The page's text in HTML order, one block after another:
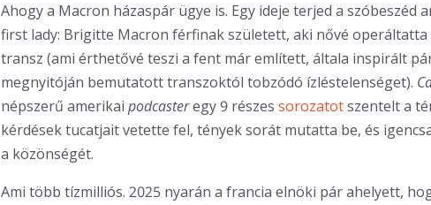
Ahogy a Macron házaspár ügye is. Egy ideje terjed a szóbeszéd
first lady: Brigitte Macron férfinak született, aki nővé operáltatta
transz (ami érthetővé teszi a fent már említett, általa inspirált
megnyitóján bemutatott transzoktól tobzódó ízléstelenséget).
népszerű amerikai podcasteregy 9 részes sorozatotszentelt a
kérdések tucatjait vetette fel, tények sorát mutatta be, és
a közönségét.
Ami több tízmilliós. 2025 nyarán a francia elnöki pár ahelyett,